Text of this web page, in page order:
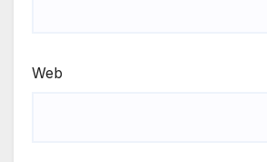
Web